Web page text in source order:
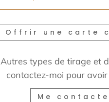
Offrir une carte
Autres types de tirage et
contactez-moi pour
Me